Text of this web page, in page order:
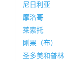
尼日利亚
摩洛哥
莱索托
刚果（布）
圣多美和普林